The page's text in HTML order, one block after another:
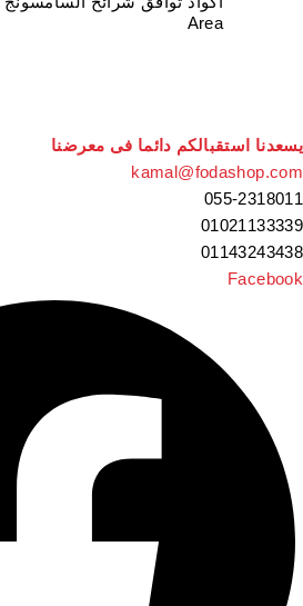
Area
يسعدنا استقبالكم دائما فى معرضنا
kamal@fodashop.com
055-2318011
01021133339
01143243438
Facebook